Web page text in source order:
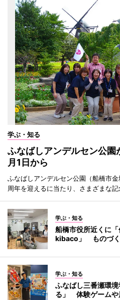
学ぶ・知る
ふなばしアンデルセン公
月1日から
ふなばしアンデルセン公園（船橋市
周年を迎えるに当たり、さまざまな記
学ぶ・知る
船橋市役所近くに
kibaco」 ものづく
学ぶ・知る
ふなばし三番瀬環
る」 体験ゲームや